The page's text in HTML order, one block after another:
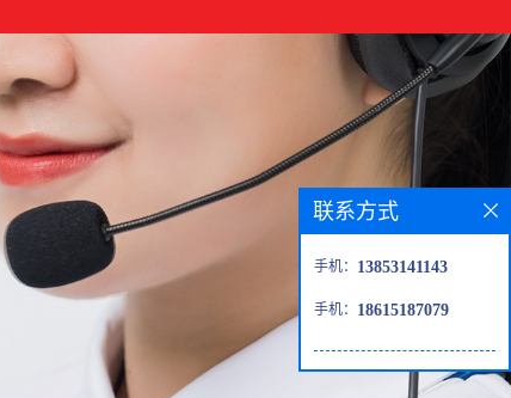
联系方式
手机： 13853141143
手机： 18615187079